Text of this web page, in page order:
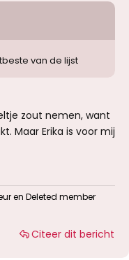
van de lijst
zout nemen, want
Maar Erika is voor mij
en Deleted member
Citeer dit bericht